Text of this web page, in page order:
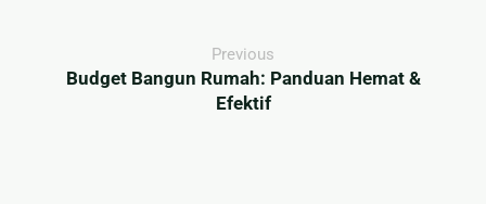
Previous
Budget Bangun Rumah: Panduan Hemat &
Efektif